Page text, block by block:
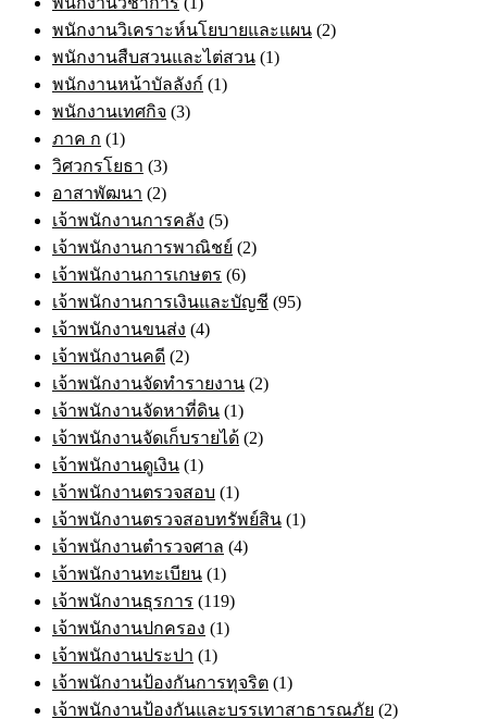
พนักงานวิเคราะห์นโยบายและแผน (2)
พนักงานสืบสวนและไต่สวน (1)
พนักงานหน้าบัลลังก์ (1)
พนักงานเทศกิจ (3)
ภาค ก (1)
วิศวกรโยธา (3)
อาสาพัฒนา (2)
เจ้าพนักงานการคลัง (5)
เจ้าพนักงานการพาณิชย์ (2)
เจ้าพนักงานการเกษตร (6)
เจ้าพนักงานการเงินและบัญชี (95)
เจ้าพนักงานขนส่ง (4)
เจ้าพนักงานคดี (2)
เจ้าพนักงานจัดทำรายงาน (2)
เจ้าพนักงานจัดหาที่ดิน (1)
เจ้าพนักงานจัดเก็บรายได้ (2)
เจ้าพนักงานดูเงิน (1)
เจ้าพนักงานตรวจสอบ (1)
เจ้าพนักงานตรวจสอบทรัพย์สิน (1)
เจ้าพนักงานตำรวจศาล (4)
เจ้าพนักงานทะเบียน (1)
เจ้าพนักงานธุรการ (119)
เจ้าพนักงานปกครอง (1)
เจ้าพนักงานประปา (1)
เจ้าพนักงานป้องกันการทุจริต (1)
เจ้าพนักงานป้องกันและบรรเทาสาธารณภัย (2)